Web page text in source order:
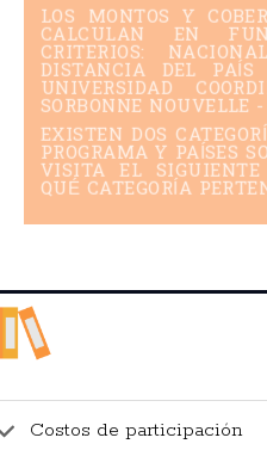
LOS MONTOS Y
CALCULAN EN
CRITERIOS:
DISTANCIA DEL
UNIVERSIDAD
SORBONNE NOUVELLE
EXISTEN DOS
PROGRAMA Y PAÍSES
VISITA EL SIGUIENTE
QUÉ CATEGORÍA
Costos de participación